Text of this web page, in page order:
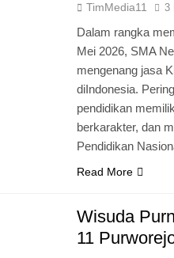
TimMedia11 3
Dalam rangka
Mei 2026, SMA
mengenang jasa
diIndonesia.
pendidikan
berkarakter, dan
Pendidikan
Read More
Wisuda
11